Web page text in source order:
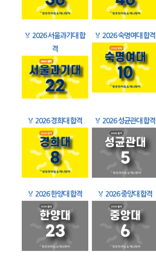
🏅 2026 서울과기대 합
격
🏅 2026 숙명여대 합격
🏅 2026 경희대 합격 🏅 2026 성균관대 합격
🏅 2026 한양대 합격 🏅 2026 중앙대 합격